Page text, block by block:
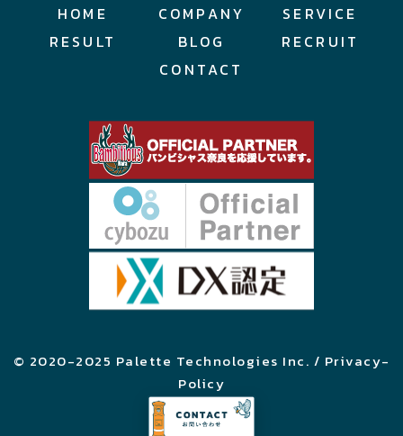
HOME COMPANY
SERVICE
RESULT
BLOG
RECRUIT
CONTACT
© 2020-2025 Palette Technologies Inc. / Privacy-
Policy